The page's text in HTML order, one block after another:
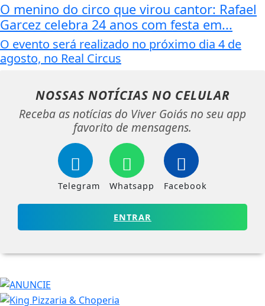
O menino do circo que virou cantor: Rafael
Garcez celebra 24 anos com festa em...
O evento será realizado no próximo dia 4 de
agosto, no Real Circus
NOSSAS NOTÍCIAS NO CELULAR
Receba as notícias do Viver Goiás no seu app
favorito de mensagens.
Telegram Whatsapp Facebook
ENTRAR